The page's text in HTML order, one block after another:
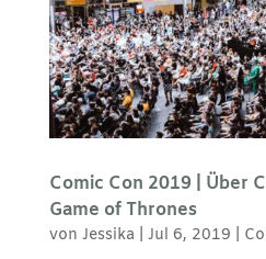
Comic Con 2019 | Über
Game of Thrones
von Jessika Jul 6, 2019